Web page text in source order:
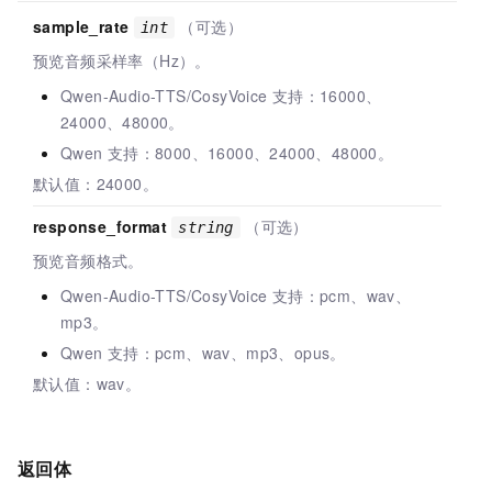
sample_rate int
（可选）
预览音频采样率（Hz）。
Qwen-Audio-TTS/CosyVoice 支持：16000、
24000、48000。
Qwen 支持：8000、16000、24000、48000。
默认值：24000。
response_format
string
（可选）
预览音频格式。
Qwen-Audio-TTS/CosyVoice 支持：pcm、wav、
mp3。
Qwen 支持：pcm、wav、mp3、opus。
默认值：wav。
返回体